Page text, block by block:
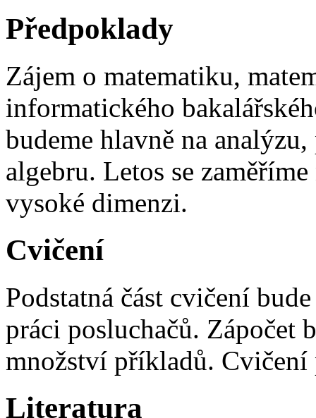
Předpoklady
Zájem o matematiku,
informatického
budeme hlavně na
algebru. Letos se
vysoké dimenzi.
Cvičení
Podstatná část cvičení
práci posluchačů. Zápočet
množství příkladů.
Literatura